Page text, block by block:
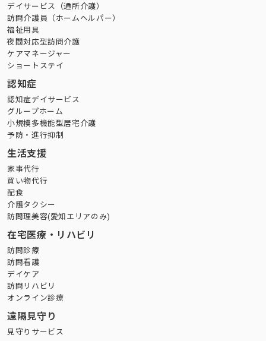
デイサービス（通所介護）
訪問介護員（ホームヘルパー）
福祉用具
夜間対応型訪問介護
ケアマネージャー
ショートステイ
認知症
認知症デイサービス
グループホーム
小規模多機能型居宅介護
予防・進行抑制
生活支援
家事代行
買い物代行
配食
介護タクシー
訪問理美容(愛知エリアのみ)
在宅医療・リハビリ
訪問診療
訪問看護
デイケア
訪問リハビリ
オンライン診療
遠隔見守り
見守りサービス